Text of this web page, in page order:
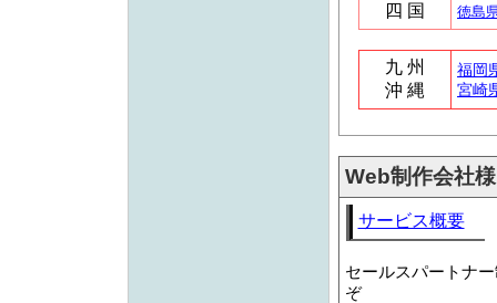
四 国 徳島
九 州
沖 縄
福岡
宮崎
Web制作会社
サービス概要
セールスパートナ
ぞ